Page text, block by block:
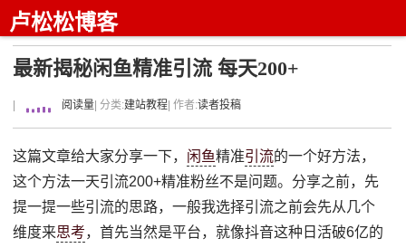
卢松松博客
最新揭秘闲鱼精准引流 每天200+
阅读量 | 分类:建站教程 | 作者:读者投稿
这篇文章给大家分享一下， 闲鱼精准引流的一个好方法，
这个方法一天引流200+精准粉丝不是问题。分享之前，先
提⼀提⼀些引流的思路，⼀般我选择引流之前会先从⼏个
维度来思考，⾸先当然是平台，就像抖⾳这种⽇活破6亿的